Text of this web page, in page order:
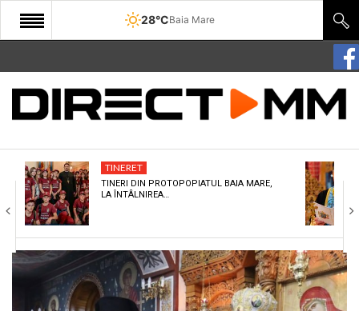
28°CBaia Mare
START
COMUNITATE
CULTURA
ECONOMIE
SANATATE
SPORT
SPECIAL
TINERET
TINERI DIN PROTOPOPIATUL BAIA MARE,
LA ÎNTÂLNIREA…